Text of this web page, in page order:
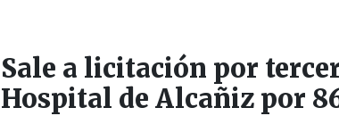
Sale a licitación por
Hospital de Alcañiz por